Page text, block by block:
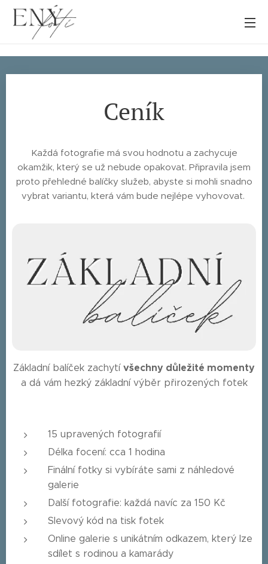
Ceník
Každá fotografie má svou hodnotu a zachycuje
okamžik, který se už nebude opakovat. Připravila jsem
proto přehledné balíčky služeb, abyste si mohli snadno
vybrat variantu, která vám bude nejlépe vyhovovat.
Základní balíček zachytí všechny důležité momenty
a dá vám hezký základní výběr přirozených fotek
15 upravených fotografií
Délka focení: cca 1 hodina
Finální fotky si vybíráte sami z náhledové
galerie
Další fotografie: každá navíc za 150 Kč
Slevový kód na tisk fotek
Online galerie s unikátním odkazem, který lze
sdílet s rodinou a kamarády